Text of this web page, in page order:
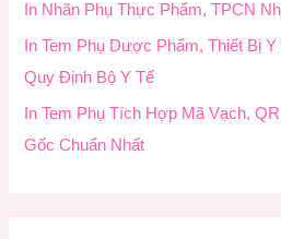
In Nhãn Phụ Thực Phẩm, TPCN
In Tem Phụ Dược Phẩm, Thiết Bị
Quy Định Bộ Y Tế
In Tem Phụ Tích Hợp Mã Vạch,
Gốc Chuẩn Nhất